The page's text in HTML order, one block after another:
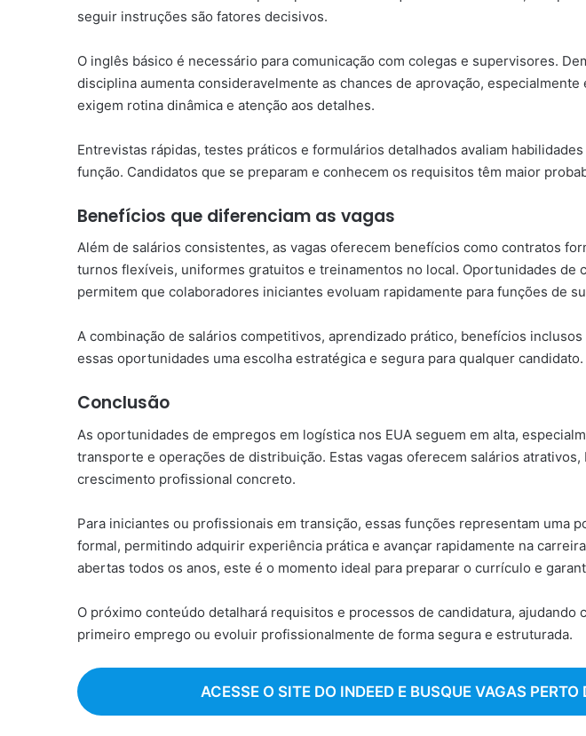
seguir instruções são fatores decisivos.
O inglês básico é necessário para comunicação com colegas e supervisores.
disciplina aumenta consideravelmente as chances de aprovação,
exigem rotina dinâmica e atenção aos detalhes.
Entrevistas rápidas, testes práticos e formulários detalhados avaliam
função. Candidatos que se preparam e conhecem os requisitos têm maior
Benefícios que diferenciam as vagas
Além de salários consistentes, as vagas oferecem benefícios como contratos
turnos flexíveis, uniformes gratuitos e treinamentos no local. Oportunidades de
permitem que colaboradores iniciantes evoluam rapidamente para funções de
A combinação de salários competitivos, aprendizado prático, benefícios
essas oportunidades uma escolha estratégica e segura para qualquer candidato.
Conclusão
As oportunidades de empregos em logística nos EUA seguem em alta,
transporte e operações de distribuição. Estas vagas oferecem salários
crescimento profissional concreto.
Para iniciantes ou profissionais em transição, essas funções representam uma
formal, permitindo adquirir experiência prática e avançar rapidamente na
abertas todos os anos, este é o momento ideal para preparar o currículo e
O próximo conteúdo detalhará requisitos e processos de candidatura, ajudando
primeiro emprego ou evoluir profissionalmente de forma segura e estruturada.
ACESSE O SITE DO INDEED E BUSQUE VAGAS PERTO